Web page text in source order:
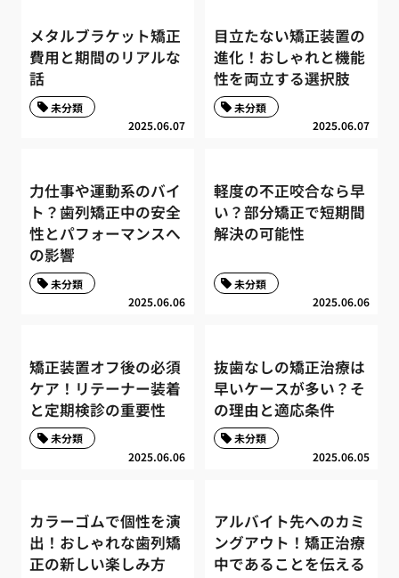
メタルブラケット矯正
費用と期間のリアルな
話
2025.06.07
未分類
目立たない矯正装置の
進化！おしゃれと機能
性を両立する選択肢
2025.06.07
未分類
力仕事や運動系のバイ
ト？歯列矯正中の安全
性とパフォーマンスへ
の影響
2025.06.06
未分類
軽度の不正咬合なら早
い？部分矯正で短期間
解決の可能性
2025.06.06
未分類
矯正装置オフ後の必須
ケア！リテーナー装着
と定期検診の重要性
2025.06.06
未分類
抜歯なしの矯正治療は
早いケースが多い？そ
の理由と適応条件
2025.06.05
未分類
カラーゴムで個性を演
出！おしゃれな歯列矯
正の新しい楽しみ方
アルバイト先へのカミ
ングアウト！矯正治療
中であることを伝える